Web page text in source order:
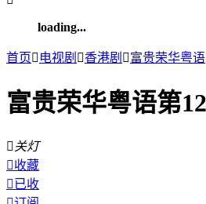
loading...
首页 电视剧 香港剧 富贵荣华粤语
富贵荣华粤语第
 关灯
收藏
已收